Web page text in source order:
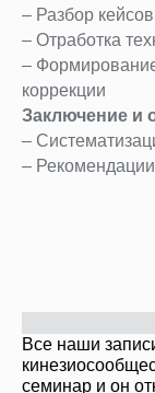
– Разбор
– Отработка
–
коррекции
Заключение и
–
–
Все наши
семинар и он
ОПЛАТИТЬ